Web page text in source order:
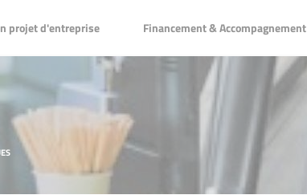
projet d'entreprise
entreprise
une entreprise
Financement & Accompagnement
Financement & Accompagnement